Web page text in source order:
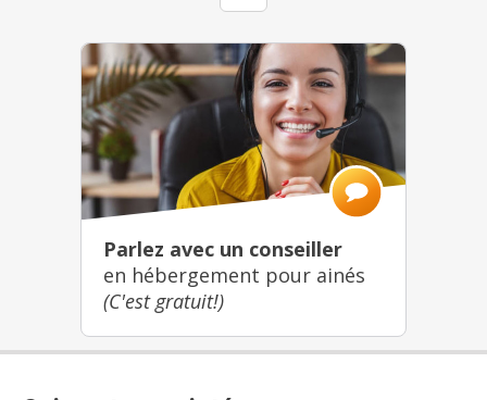
Parlez avec un conseiller
en hébergement pour ainés
(C'est gratuit!)